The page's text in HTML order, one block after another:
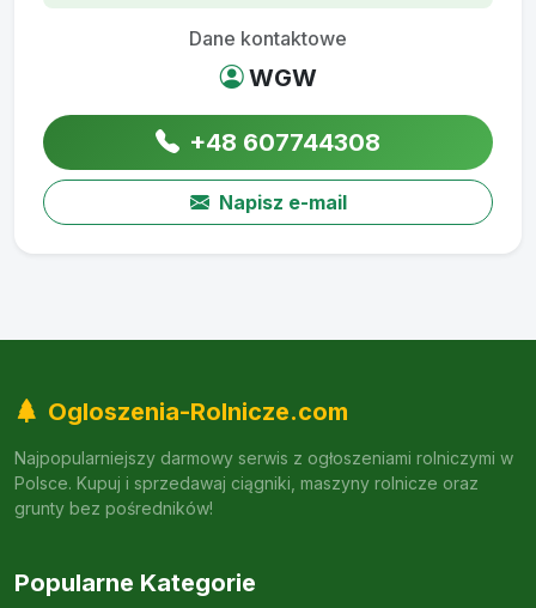
Dane kontaktowe
WGW
+48 607744308
Napisz e-mail
Ogloszenia-Rolnicze.com
Najpopularniejszy darmowy serwis z ogłoszeniami rolniczymi w
Polsce. Kupuj i sprzedawaj ciągniki, maszyny rolnicze oraz
grunty bez pośredników!
Popularne Kategorie